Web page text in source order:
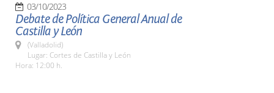
03/10/2023
Debate de Política General Anual de
Castilla y León
(Valladolid)
Lugar: Cortes de Castilla y León
Hora: 12:00 h.